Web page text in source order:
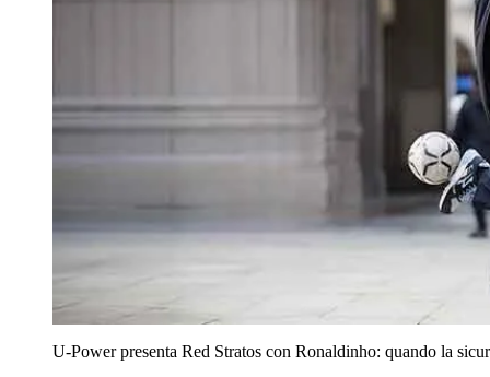
U‑Power presenta Red Stratos con Ronaldinho: quando la